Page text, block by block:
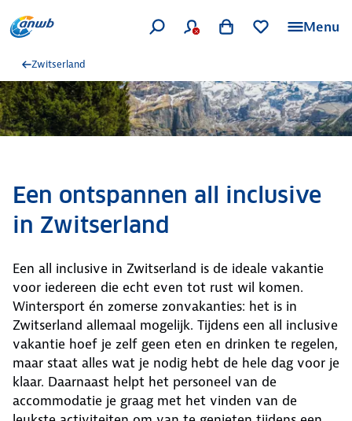
Menu
Zwitserland
Een ontspannen all inclusive
in Zwitserland
Een all inclusive in Zwitserland is de ideale vakantie
voor iedereen die echt even tot rust wil komen.
Wintersport én zomerse zonvakanties: het is in
Zwitserland allemaal mogelijk. Tijdens een all inclusive
vakantie hoef je zelf geen eten en drinken te regelen,
maar staat alles wat je nodig hebt de hele dag voor je
klaar. Daarnaast helpt het personeel van de
accommodatie je graag met het vinden van de